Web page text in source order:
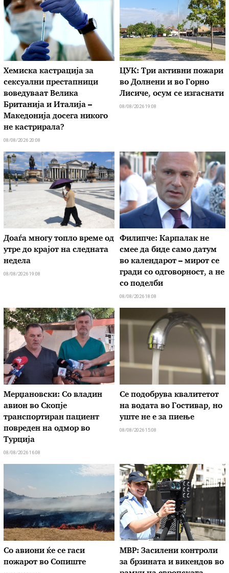
Хемиска кастрација за
сексуални престапници
воведуваат Велика
Британија и Италија –
Македонија досега никого
не кастрирала?
08/08/2026 20:08
ЦУК: Три активни пожари
во Долнени и во Горно
Лисиче, осум се изгаснати
08/08/2026 19:08
Доаѓа многу топло време од
утре до крајот на следната
недела
08/08/2026 19:08
Филипче: Карпалак не
смее да биде само датум
во календарот – мирот се
гради со одговорност, а не
со поделби
08/08/2026 18:08
Мерџановски: Со владин
авион во Скопје
транспортиран пациент
повреден на одмор во
Турција
08/08/2026 16:08
Се подобрува квалитетот
на водата во Гостивар, но
уште не е за пиење
08/08/2026 15:08
Со авиони ќе се гаси
пожарот во Сопиште
МВР: Засилени контроли
за брзината и викендов во